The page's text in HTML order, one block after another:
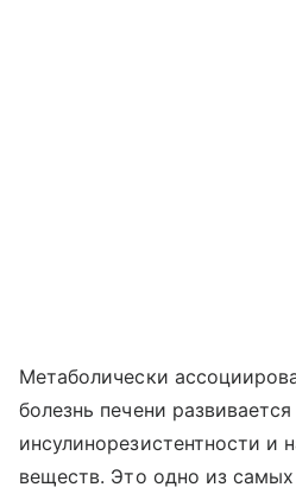
Метаболически
болезнь печени
инсулинорезистентности и
веществ. Это одно из